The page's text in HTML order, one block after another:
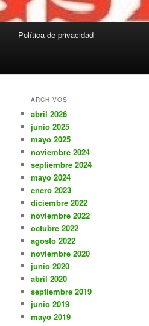
Política de privacidad
ARCHIVOS
abril 2026
junio 2025
mayo 2025
noviembre 2024
septiembre 2024
mayo 2024
enero 2023
diciembre 2022
noviembre 2022
octubre 2022
agosto 2022
noviembre 2020
junio 2020
abril 2020
septiembre 2019
junio 2019
mayo 2019